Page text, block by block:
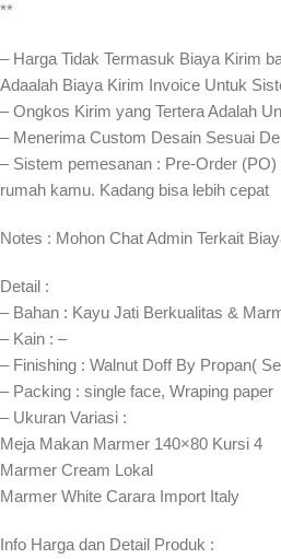
**
– Harga Tidak Termasuk Biaya Kirim
Adaalah Biaya Kirim Invoice Untuk
– Ongkos Kirim yang Tertera Adalah
– Menerima Custom Desain Sesuai
– Sistem pemesanan : Pre-Order
rumah kamu. Kadang bisa lebih cepat⁣⁣
Notes : Mohon Chat Admin Terkait
Detail :
– Bahan : Kayu Jati Berkualitas &
– Kain : –
– Finishing : Walnut Doff By Propan(
– Packing : single face, Wraping paper
– Ukuran Variasi :
Meja Makan Marmer 140×80 Kursi 4
Marmer Cream Lokal
Marmer White Carara Import Italy
Info Harga dan Detail Produk :